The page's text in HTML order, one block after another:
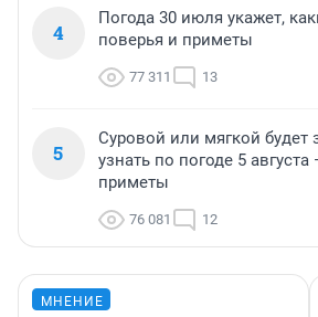
4
Погода 30 июля укажет,
поверья и приметы
77 311 13
5
Суровой или мягкой
узнать по погоде 5
приметы
76 081 12
МНЕНИЕ